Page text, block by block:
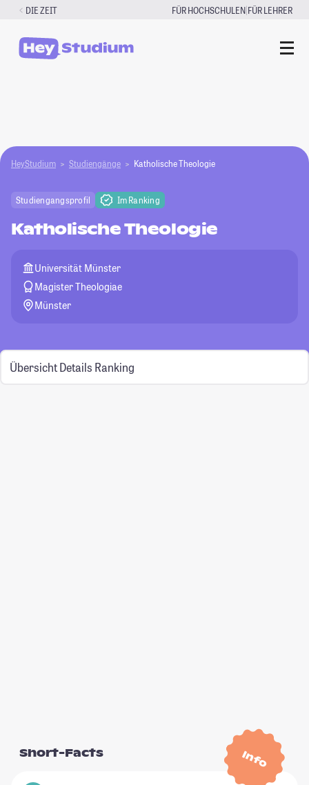
Zum
springen
DIE ZEIT FÜR HOCHSCHULEN|FÜR LEHRER
HeyStudium Studiengänge Katholische Theologie
Studiengangsprofil Im Ranking
Katholische Theologie
Universität Münster
Magister Theologiae
Münster
Übersicht Details Ranking
Info
Short-Facts